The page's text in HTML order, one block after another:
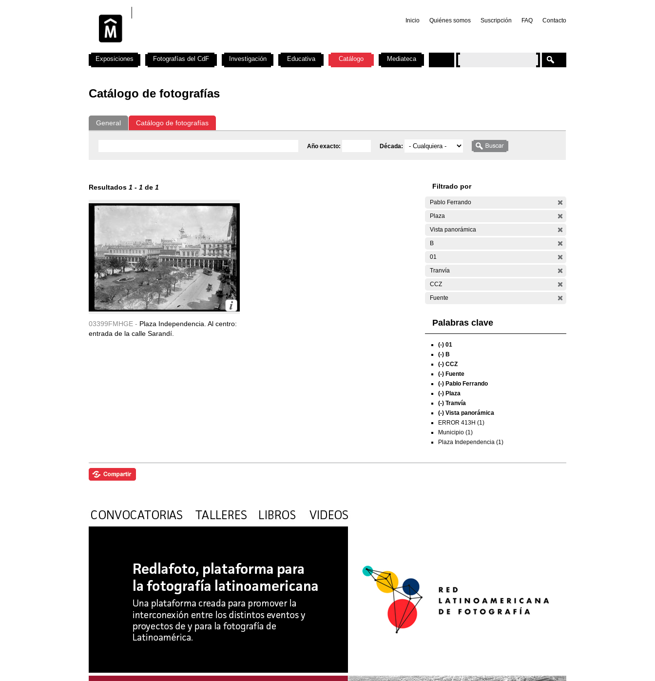
Inicio Quiénes somos Suscripción FAQ Contacto
Catálogo de fotografías
General Catálogo de fotografías
Año exacto: Década:
Resultados 1 - 1 de 1
03399FMHGE - Plaza Independencia. Al centro:
entrada de la calle Sarandí.
Filtrado por
Pablo Ferrando
Plaza
Vista panorámica
B
01
Tranvía
CCZ
Fuente
Palabras clave
(-) 01
(-) B
(-) CCZ
(-) Fuente
(-) Pablo Ferrando
(-) Plaza
(-) Tranvía
(-) Vista panorámica
ERROR 413H (1)
Municipio (1)
Plaza Independencia (1)
Exposiciones Fotografías del CdF Investigación Educativa Catálogo Mediateca